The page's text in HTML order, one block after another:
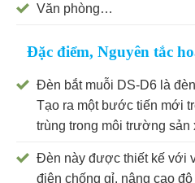
Văn phòng…
Đặc điểm, Nguyên tắc
Đèn bắt muỗi DS-D6 là
Tạo ra một bước tiến mới
trùng trong môi trường sản
Đèn này được thiết kế với
điện chống gỉ. nâng cao